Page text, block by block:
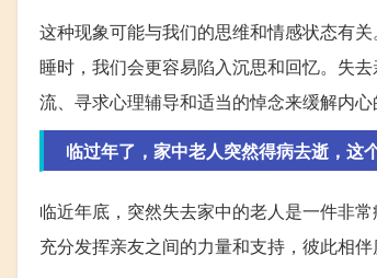
这种现象可能与我们的思维和情感状态有
睡时，我们会更容易陷入沉思和回忆。失
流、寻求心理辅导和适当的悼念来缓解内心
临过年了，家中老人突然得病去逝，这
临近年底，突然失去家中的老人是一件非
充分发挥亲友之间的力量和支持，彼此相伴